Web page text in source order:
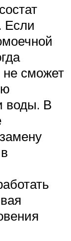
Если
сможет
воды. В